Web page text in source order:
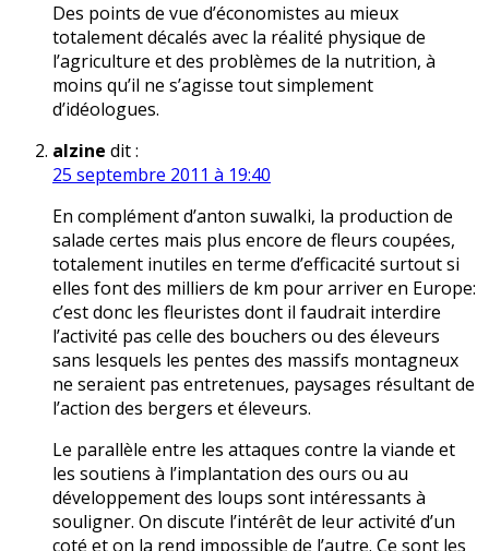
Des points de vue d’économistes au mieux
totalement décalés avec la réalité physique de
l’agriculture et des problèmes de la nutrition, à
moins qu’il ne s’agisse tout simplement
d’idéologues.
alzine dit :
25 septembre 2011 à 19:40
En complément d’anton suwalki, la production de
salade certes mais plus encore de fleurs coupées,
totalement inutiles en terme d’efficacité surtout si
elles font des milliers de km pour arriver en Europe:
c’est donc les fleuristes dont il faudrait interdire
l’activité pas celle des bouchers ou des éleveurs
sans lesquels les pentes des massifs montagneux
ne seraient pas entretenues, paysages résultant de
l’action des bergers et éleveurs.
Le parallèle entre les attaques contre la viande et
les soutiens à l’implantation des ours ou au
développement des loups sont intéressants à
souligner. On discute l’intérêt de leur activité d’un
coté et on la rend impossible de l’autre. Ce sont les